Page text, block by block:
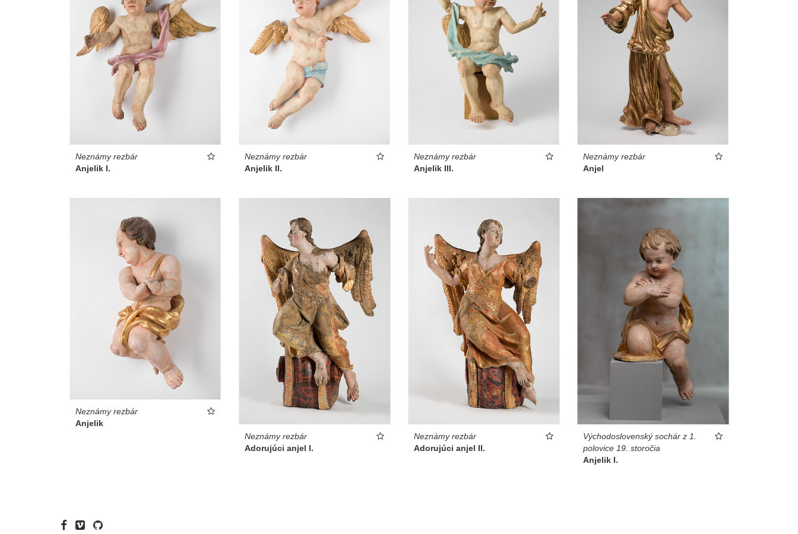
Neznámy rezbár
Anjelik I.
Neznámy rezbár
Anjelik II.
Neznámy rezbár
Anjelik III.
Neznámy rezbár
Anjel
Neznámy rezbár
Anjelik
Neznámy rezbár
Adorujúci anjel I.
Neznámy rezbár
Adorujúci anjel II.
Východoslovenský sochár z 1.
polovice 19. storočia
Anjelik I.